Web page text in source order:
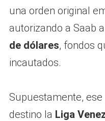
una orden original
autorizando a Saab
de dólares, fondos
incautados.
Supuestamente,
destino la Liga